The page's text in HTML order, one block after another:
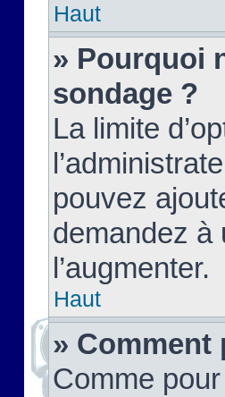
Haut
» Pourquoi
sondage ?
La limite
pouvez
demandez à
l’augmenter.
Haut
»
Comme